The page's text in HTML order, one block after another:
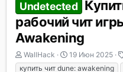
Undetected
рабочий чит
Awakening
А
в
WallHack
Д
а
19 Июн 2025
купить чит dune: awakening